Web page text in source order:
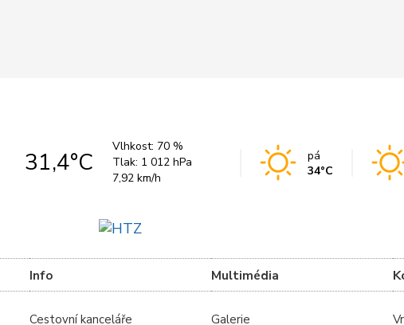
31,4°C
Vlhkost: 70 %
Tlak: 1 012 hPa
7,92 km/h
pá
34°C
Info
Cestovní kanceláře
Multimédia
Galerie